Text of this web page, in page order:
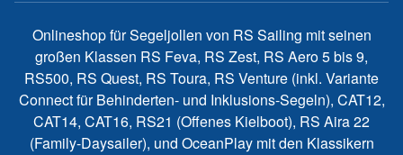
Onlineshop für Segeljollen von RS Sailing mit seinen
großen Klassen RS Feva, RS Zest, RS Aero 5 bis 9,
RS500, RS Quest, RS Toura, RS Venture (inkl. Variante
Connect für Behinderten- und Inklusions-Segeln), CAT12,
CAT14, CAT16, RS21 (Offenes Kielboot), RS Aira 22
(Family-Daysailer), und OceanPlay mit den Klassikern